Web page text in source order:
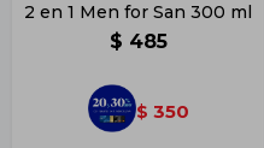
2 en 1 Men for San 300 ml
$ 485
$ 350